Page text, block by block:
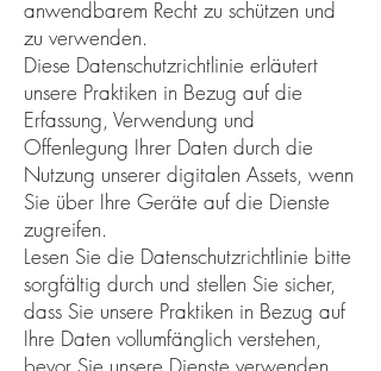
anwendbarem Recht zu schützen und
zu verwenden.
Diese Datenschutzrichtlinie erläutert
unsere Praktiken in Bezug auf die
Erfassung, Verwendung und
Offenlegung Ihrer Daten durch die
Nutzung unserer digitalen Assets, wenn
Sie über Ihre Geräte auf die Dienste
zugreifen.
Lesen Sie die Datenschutzrichtlinie bitte
sorgfältig durch und stellen Sie sicher,
dass Sie unsere Praktiken in Bezug auf
Ihre Daten vollumfänglich verstehen,
bevor Sie unsere Dienste verwenden.